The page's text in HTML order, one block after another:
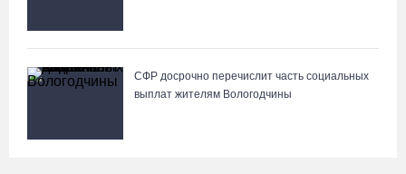
секции на Вологодчине
07.08.26 / 10:36
СФР досрочно перечислит часть социальных
выплат жителям Вологодчины